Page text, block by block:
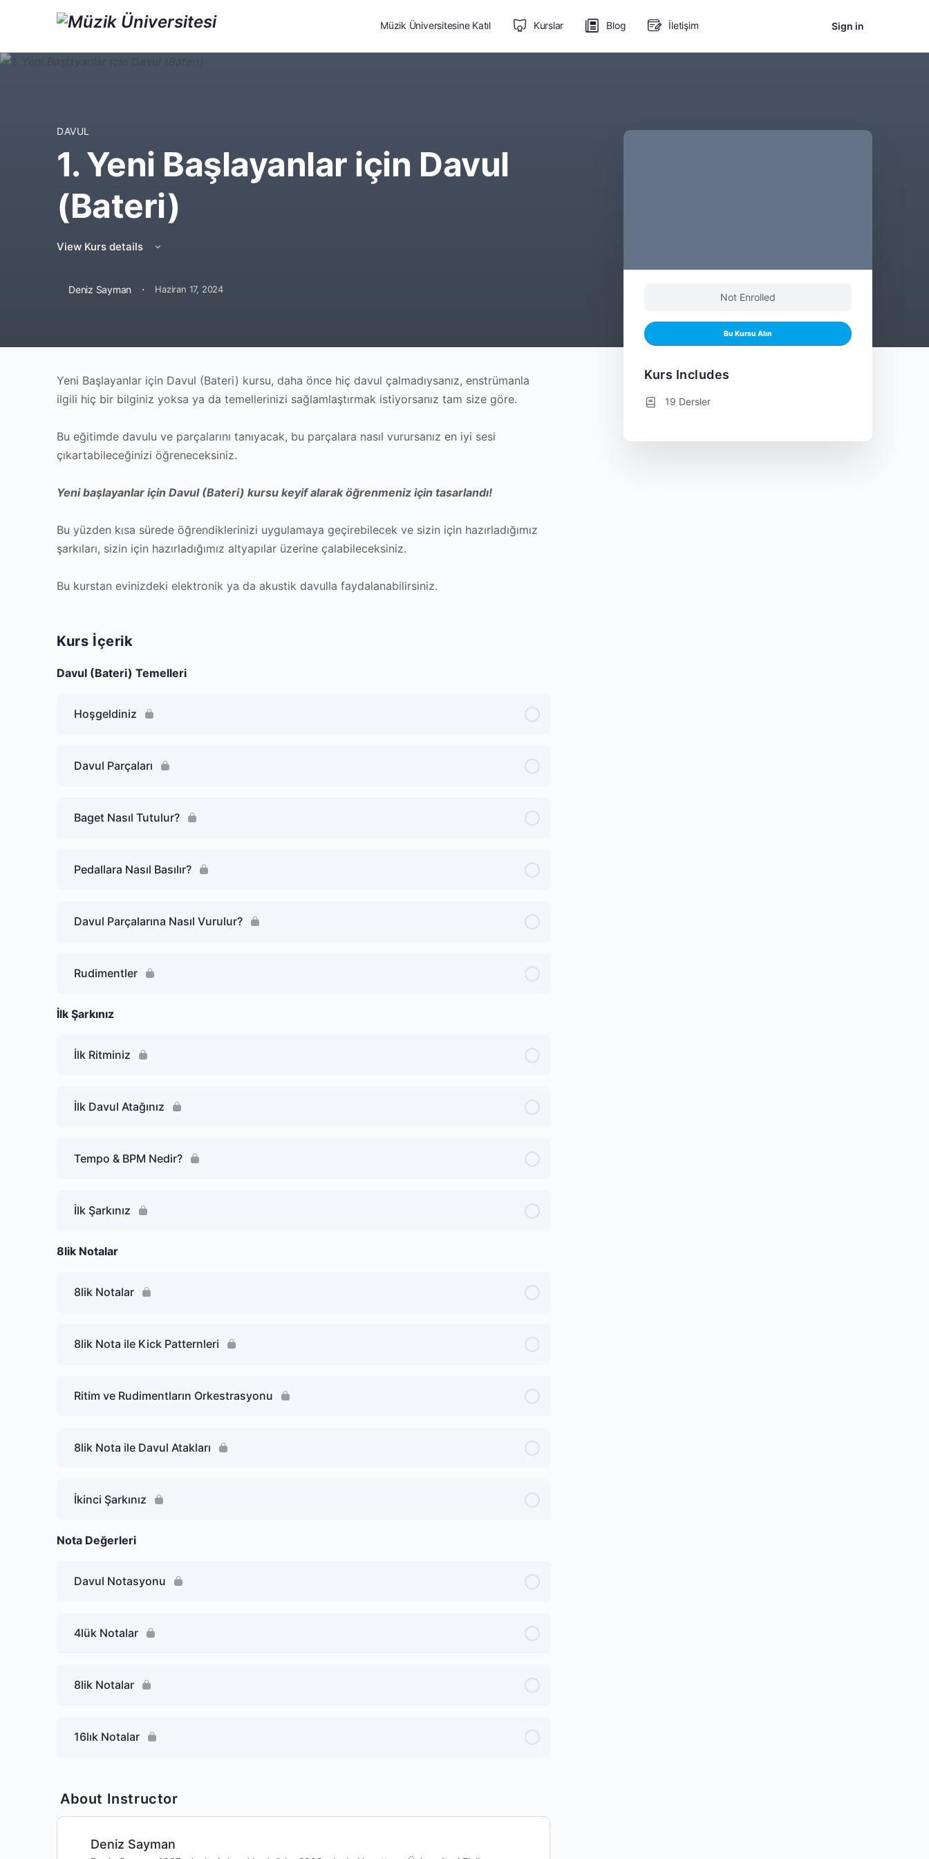
Müzik Üniversitesine Katıl Kurslar Blog İletişim Sign in
DAVUL
1. Yeni Başlayanlar için Davul
(Bateri)
View Kurs details
Deniz Sayman · Haziran 17, 2024
Yeni Başlayanlar için Davul (Bateri) kursu, daha önce hiç davul çalmadıysanız, enstrümanla
ilgili hiç bir bilginiz yoksa ya da temellerinizi sağlamlaştırmak istiyorsanız tam size göre.
Bu eğitimde davulu ve parçalarını tanıyacak, bu parçalara nasıl vurursanız en iyi sesi
çıkartabileceğinizi öğreneceksiniz.
Yeni başlayanlar için Davul (Bateri) kursu keyif alarak öğrenmeniz için tasarlandı!
Bu yüzden kısa sürede öğrendiklerinizi uygulamaya geçirebilecek ve sizin için hazırladığımız
şarkıları, sizin için hazırladığımız altyapılar üzerine çalabileceksiniz.
Bu kurstan evinizdeki elektronik ya da akustik davulla faydalanabilirsiniz.
Kurs İçerik
Davul (Bateri) Temelleri
Hoşgeldiniz
Davul Parçaları
Baget Nasıl Tutulur?
Pedallara Nasıl Basılır?
Davul Parçalarına Nasıl Vurulur?
Rudimentler
İlk Şarkınız
İlk Ritminiz
İlk Davul Atağınız
Tempo & BPM Nedir?
İlk Şarkınız
8lik Notalar
8lik Notalar
8lik Nota ile Kick Patternleri
Ritim ve Rudimentların Orkestrasyonu
8lik Nota ile Davul Atakları
İkinci Şarkınız
Nota Değerleri
Davul Notasyonu
4lük Notalar
8lik Notalar
16lık Notalar
About Instructor
Deniz Sayman
Not Enrolled
Bu Kursu Alın
Kurs Includes
19 Dersler